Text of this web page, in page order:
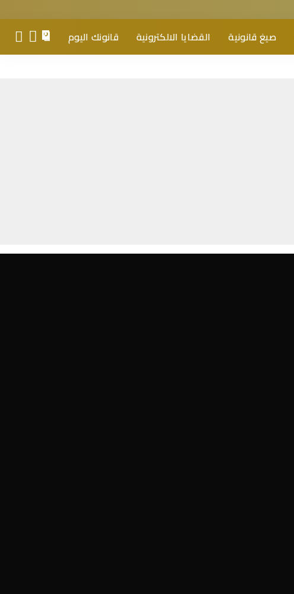
صيغ قانونية القضايا الالكترونية قانونك اليوم 0